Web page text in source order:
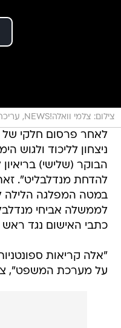
צילום: צלמי וואלה!NEWS, עריכה: אסף דרורי
לאחר פרסום חלקי
ניצחון לליכוד ולגוש
להדחת מנדלבליט".
במטה המפלגה הלילה
לממשלה אביחי
כתבי האישום נגד ראש
"אלה קריאות
על מערכת המשפט",